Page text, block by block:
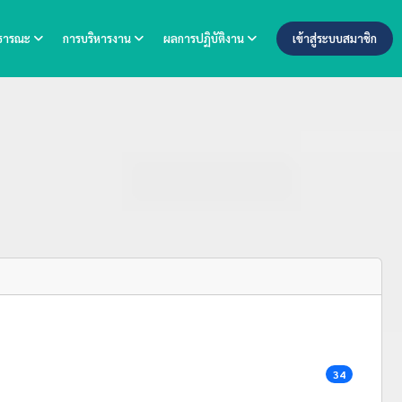
รณะ การบริหารงาน ผลการปฏิบัติงาน เข้าสู่ระบบสมาชิก
34